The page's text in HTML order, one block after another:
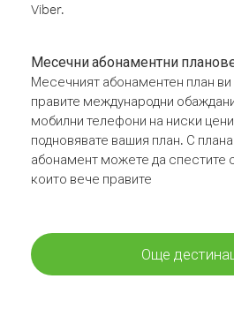
Viber.
Месечни абонаментни
Месечният абонаментен план ви
правите международни
мобилни телефони на ниски
подновявате вашия план. С
абонамент можете да спестите
които вече правите
Още